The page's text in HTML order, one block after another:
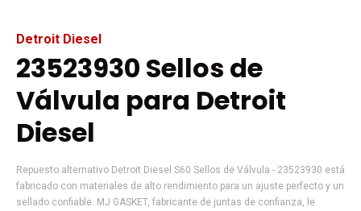
Detroit Diesel
23523930 Sellos de
Válvula para Detroit
Diesel
Repuesto alternativo Detroit Diesel S60 Sellos de Válvula - 23523930 está
fabricado con materiales de alto rendimiento para un ajuste perfecto y un
sellado confiable. MJ GASKET, fabricante de juntas de confianza, le